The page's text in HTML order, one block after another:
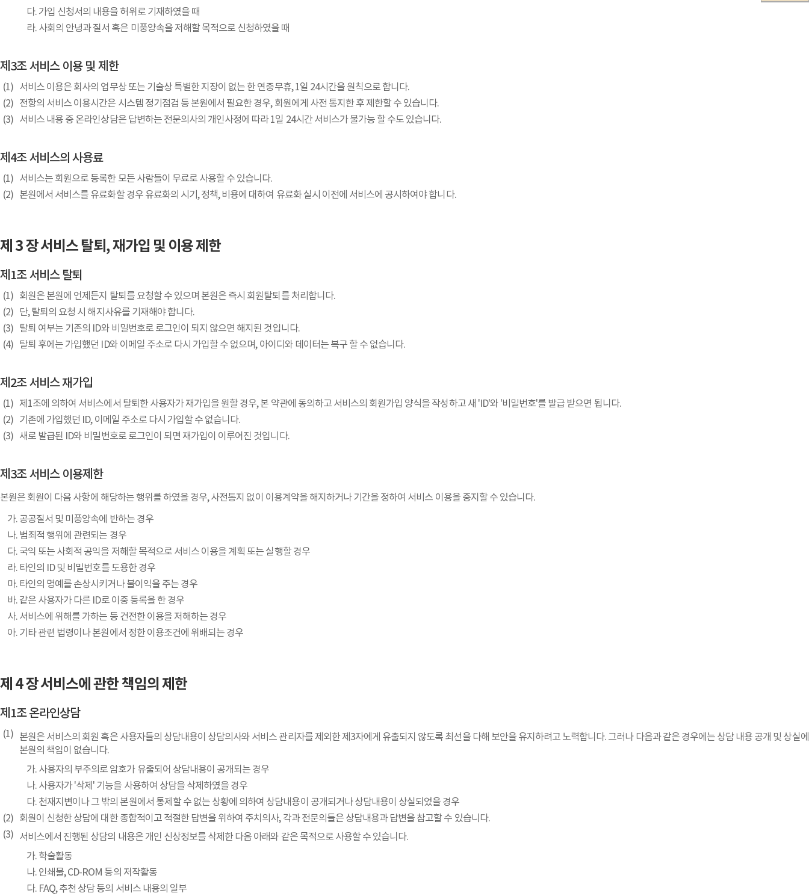
가입 신청서의 내용을 허위로 기재하였을 때
사회의 안녕과 질서 혹은 미풍양속을 저해할 목적으로 신청하였을 때
제3조 서비스 이용 및 제한
서비스 이용은 회사의 업무상 또는 기술상 특별한 지장이 없는 한 연중무휴, 1일 24시간을 원칙으로 합니다.
전항의 서비스 이용시간은 시스템 정기점검 등 본원에서 필요한 경우, 회원에게 사전 통지한 후 제한할 수 있습니다.
서비스 내용 중 온라인상담은 답변하는 전문의사의 개인사정에 따라 1일 24시간 서비스가 불가능 할 수도 있습니다.
제4조 서비스의 사용료
서비스는 회원으로 등록한 모든 사람들이 무료로 사용할 수 있습니다.
본원에서 서비스를 유료화할 경우 유료화의 시기, 정책, 비용에 대하여 유료화 실시 이전에 서비스에 공시하여야 합니다.
제 3 장 서비스 탈퇴, 재가입 및 이용 제한
제1조 서비스 탈퇴
회원은 본원에 언제든지 탈퇴를 요청할 수 있으며 본원은 즉시 회원탈퇴를 처리합니다.
단, 탈퇴의 요청 시 해지사유를 기재해야 합니다.
탈퇴 여부는 기존의 ID와 비밀번호로 로그인이 되지 않으면 해지된 것입니다.
탈퇴 후에는 가입했던 ID와 이메일 주소로 다시 가입할 수 없으며, 아이디와 데이터는 복구 할 수 없습니다.
제2조 서비스 재가입
제1조에 의하여 서비스에서 탈퇴한 사용자가 재가입을 원할 경우, 본 약관에 동의하고 서비스의 회원가입 양식을 작성하고 새 'ID'와 '비밀번호'를 발급 받으면 됩니다.
기존에 가입했던 ID, 이메일 주소로 다시 가입할 수 없습니다.
새로 발급된 ID와 비밀번호로 로그인이 되면 재가입이 이루어진 것입니다.
제3조 서비스 이용제한
본원은 회원이 다음 사항에 해당하는 행위를 하였을 경우, 사전통지 없이 이용계약을 해지하거나 기간을 정하여 서비스 이용을 중지할 수 있습니다.
공공질서 및 미풍양속에 반하는 경우
범죄적 행위에 관련되는 경우
국익 또는 사회적 공익을 저해할 목적으로 서비스 이용을 계획 또는 실행할 경우
타인의 ID 및 비밀번호를 도용한 경우
타인의 명예를 손상시키거나 불이익을 주는 경우
같은 사용자가 다른 ID로 이중 등록을 한 경우
서비스에 위해를 가하는 등 건전한 이용을 저해하는 경우
기타 관련 법령이나 본원에서 정한 이용조건에 위배되는 경우
제 4 장 서비스에 관한 책임의 제한
제1조 온라인상담
본원은 서비스의 회원 혹은 사용자들의 상담내용이 상담의사와 서비스 관리자를 제외한 제3자에게 유출되지 않도록 최선을 다해 보안을 유지하려고 노력합니다. 그러나 다음과 같은 경우에는 상담 내용 공개 및 상실
본원의 책임이 없습니다.
사용자의 부주의로 암호가 유출되어 상담내용이 공개되는 경우
사용자가 '삭제' 기능을 사용하여 상담을 삭제하였을 경우
천재지변이나 그 밖의 본원에서 통제할 수 없는 상황에 의하여 상담내용이 공개되거나 상담내용이 상실되었을 경우
회원이 신청한 상담에 대한 종합적이고 적절한 답변을 위하여 주치의사, 각과 전문의들은 상담내용과 답변을 참고할 수 있습니다.
서비스에서 진행된 상담의 내용은 개인 신상정보를 삭제한 다음 아래와 같은 목적으로 사용할 수 있습니다.
학술활동
인쇄물, CD-ROM 등의 저작활동
FAQ, 추천 상담 등의 서비스 내용의 일부